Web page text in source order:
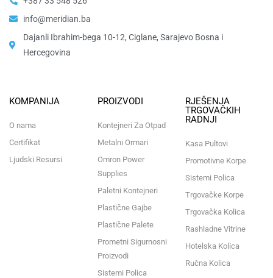
info@meridian.ba
Dajanli Ibrahim-bega 10-12, Ciglane, Sarajevo Bosna i
Hercegovina​
KOMPANIJA
O nama
Certifikat
Ljudski Resursi
PROIZVODI
Kontejneri Za Otpad
Metalni Ormari
Omron Power
Supplies
Paletni Kontejneri
Plastične Gajbe
Plastične Palete
Prometni Sigurnosni
Proizvodi
Sistemi Polica
RJEŠENJA
TRGOVAČKIH
RADNJI
Kasa Pultovi
Promotivne Korpe
Sistemi Polica
Trgovačke Korpe
Trgovačka Kolica
Rashladne Vitrine
Hotelska Kolica
Ručna Kolica